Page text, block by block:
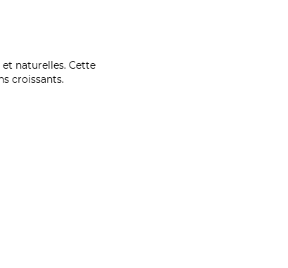
naturelles. Cette
croissants.